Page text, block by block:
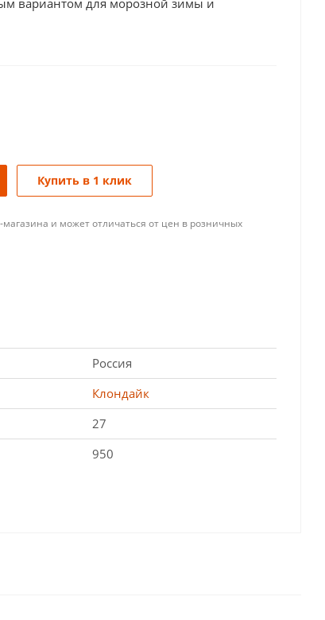
вариантом для морозной зимы и
Купить в 1 клик
и может отличаться от цен в розничных
Россия
Клондайк
27
950